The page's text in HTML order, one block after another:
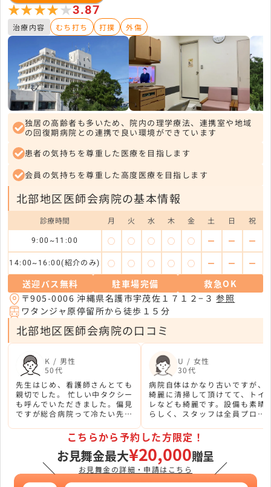
★★★★★
★★★★★3.87
治療内容 むち打ち 打撲 外傷
独居の高齢者も多いため、院内の理学療法、連携室や地域
の回復期病院との連携で良い環境ができています
患者の気持ちを尊重した医療を目指します
会員の気持ちを尊重した高度医療を目指します
北部地区医師会病院の基本情報
診療時間 月 火 水 木 金 土 日 祝
9:00~11:00 ◯ ◯ ◯ ◯ ◯ ー ー ー
14:00~16:00(紹介のみ) ◯ ◯ ◯ ◯ ◯ ー ー ー
送迎バス無料 駐車場完備
救急OK
〒905-0006 沖縄県名護市宇茂佐１７１２−３参照
ワタンジャ原停留所から徒歩１５分
北部地区医師会病院の口コミ
K / 男性
50代
先生はじめ、看護師さんとても
親切でした。 忙しい中タクシー
も呼んでいただきました。偏見
ですが総合病院って冷たい先生
ちらの病院は違いました。
U / 女性
30代
病院自体はかなり古いですが、
綺麗に清掃して頂けてて、トイ
レなども綺麗です。設備も素晴
らしく、スタッフは全員プロフ
＼
こちらから予約した方限定！
お見舞金最大¥20,000贈呈
お見舞金の詳細・申請はこちら ／